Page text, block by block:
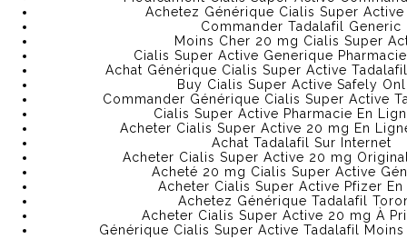
КАК ОБОЙТИ БЛОКИРОВКУ ОМГ ПРИ ПОМОЩИ
КАКОЙ БРАУЗЕР НУЖНО ИСПОЛЬЗОВАТЬ ДЛЯ
ЧТО ТАКОЕ САЙТ ИНТЕРНЕТ-ШЛЮЗ(ЗЕРКАЛО) ДЛЯ
КАК СОВЕРШАТЬ ПОКУПКИ НА ОМГ ПРИ ПОМОЩИ
КАК ИСПОЛЬЗОВАТЬ PROXY И VPN ДЛЯ ВХОДА НА
КАК ИСПОЛЬЗОВАТЬ ТЕЛЕФОН ДЛЯ ПОКУПОК НА
Achetez Générique Cialis Super Active
Commander Tadalafil Generic
Moins Cher 20 mg Cialis Super
Cialis Super Active Generique
Achat Générique Cialis Super Active
Buy Cialis Super Active Safely
Commander Générique Cialis Super Active
Cialis Super Active Pharmacie En
Acheter Cialis Super Active 20 mg En
Achat Tadalafil Sur Internet
Acheter Cialis Super Active 20 mg
Acheté 20 mg Cialis Super Active
Acheter Cialis Super Active Pfizer En
Achetez Générique Tadalafil
Acheter Cialis Super Active 20 mg À
Générique Cialis Super Active Tadalafil